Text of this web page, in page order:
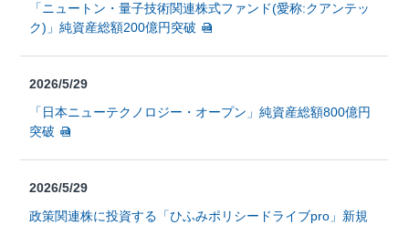
「ニュートン・量子技術関連株式ファンド(愛称:クアンテッ
ク)」純資産総額200億円突破
2026/5/29
「日本ニューテクノロジー・オープン」純資産総額800億円
突破
2026/5/29
政策関連株に投資する「ひふみポリシードライブpro」新規